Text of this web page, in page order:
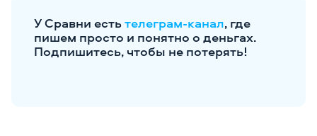
У Сравни естьтелеграм-канал, где
пишем просто и понятно о деньгах.
Подпишитесь, чтобы не потерять!